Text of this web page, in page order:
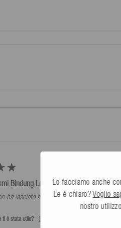
Bindung Leverage Front Wasserski
ha lasciato alcun commento
ti è stata utile? Sì
Lo facciamo anche
Le è chiaro?Voglio
nostro